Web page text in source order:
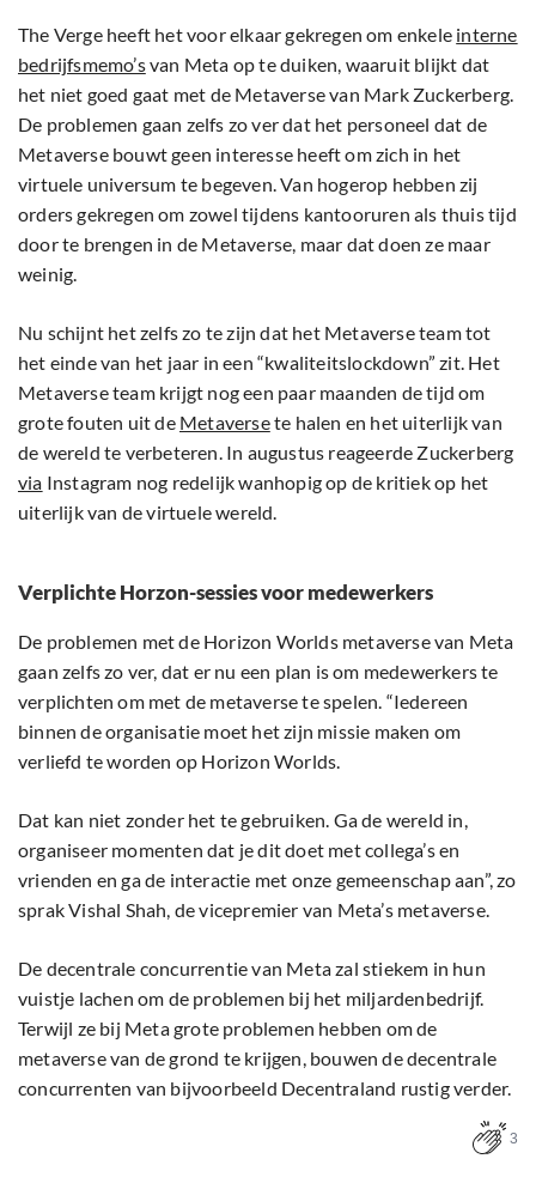
The Verge heeft het voor elkaar gekregen om enkele interne
bedrijfsmemo’svan Meta op te duiken, waaruit blijkt dat
het niet goed gaat met de Metaverse van Mark Zuckerberg.
De problemen gaan zelfs zo ver dat het personeel dat de
Metaverse bouwt geen interesse heeft om zich in het
virtuele universum te begeven. Van hogerop hebben zij
orders gekregen om zowel tijdens kantooruren als thuis tijd
door te brengen in de Metaverse, maar dat doen ze maar
weinig.
Nu schijnt het zelfs zo te zijn dat het Metaverse team tot
het einde van het jaar in een “kwaliteitslockdown” zit. Het
Metaverse team krijgt nog een paar maanden de tijd om
grote fouten uit de Metaversete halen en het uiterlijk van
de wereld te verbeteren. In augustus reageerde Zuckerberg
via Instagram nog redelijk wanhopig op de kritiek op het
uiterlijk van de virtuele wereld.
Verplichte Horzon-sessies voor medewerkers
De problemen met de Horizon Worlds metaverse van Meta
gaan zelfs zo ver, dat er nu een plan is om medewerkers te
verplichten om met de metaverse te spelen. “Iedereen
binnen de organisatie moet het zijn missie maken om
verliefd te worden op Horizon Worlds.
Dat kan niet zonder het te gebruiken. Ga de wereld in,
organiseer momenten dat je dit doet met collega’s en
vrienden en ga de interactie met onze gemeenschap aan”, zo
sprak Vishal Shah, de vicepremier van Meta’s metaverse.
De decentrale concurrentie van Meta zal stiekem in hun
vuistje lachen om de problemen bij het miljardenbedrijf.
Terwijl ze bij Meta grote problemen hebben om de
metaverse van de grond te krijgen, bouwen de decentrale
concurrenten van bijvoorbeeld Decentraland rustig verder.
3